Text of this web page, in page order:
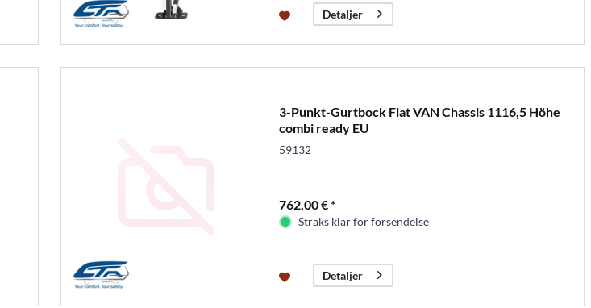
Detaljer
3-Punkt-Gurtbock Fiat VAN Chassis 1116,5 Höhe
combi ready EU
59132
762,00 € *
Straks klar for forsendelse
Detaljer